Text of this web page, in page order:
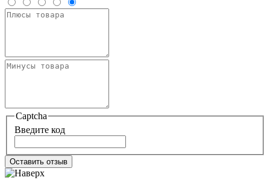
Captcha
Введите код
Оставить отзыв